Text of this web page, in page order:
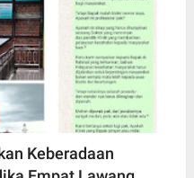
Keberadaan